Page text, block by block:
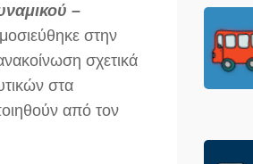
–
στην
σχετικά
στα
από τον